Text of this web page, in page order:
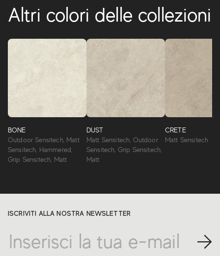
Altri colori delle collezioni
BONE
Outdoor Sensitech, Matt
Sensitech, Hammered,
Grip Sensitech, Matt
DUST
Matt Sensitech, Outdoor
Sensitech, Grip Sensitech,
Matt
CRETE
Matt Sensitech
ISCRIVITI ALLA NOSTRA NEWSLETTER